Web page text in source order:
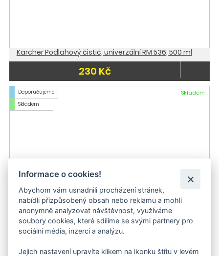
Kärcher Podlahový čistič, univerzální RM 536, 500 ml
230 Kč
Doporučujeme
Skladem
Skladem
Kärcher Ošetřovací prostředek na dřevěné podlahy
Informace o cookies!
Abychom vám usnadnili procházení stránek,
nabídli přizpůsobený obsah nebo reklamu a mohli
anonymně analyzovat návštěvnost, využíváme
soubory cookies, které sdílíme se svými partnery pro
sociální média, inzerci a analýzu.
Jejich nastavení upravíte klikem na ikonku štítu v levém